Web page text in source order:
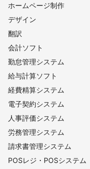
ホームページ制作
デザイン
翻訳
会計ソフト
勤怠管理システム
給与計算ソフト
経費精算システム
電子契約システム
人事評価システム
労務管理システム
請求書管理システム
POSレジ・POSシステム